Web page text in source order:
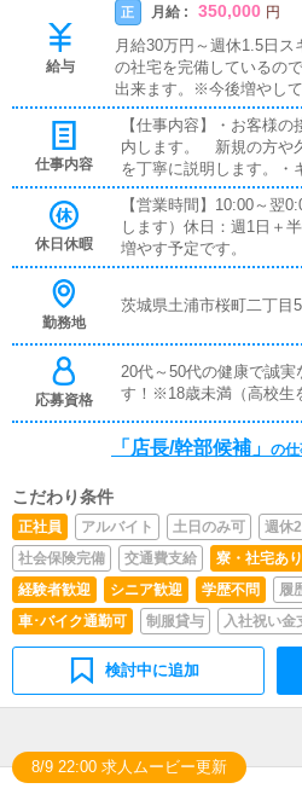
給与
正 月給 : 350,000 円
月給30万円～週休1.5日
の社宅を完備しているの
出来ます。※今後増やし
ましょう！！
仕事内容
【仕事内容】・お客様
内します。 新規の方や
を丁寧に説明します。・
調不良がないか確認した
確認します。・PCを使
らず、当店が契約してい
きます。・広告代理店と
休日休暇
【営業時間】10:00～翌
します）休日：週1日＋
増やす予定です。
勤務地
茨城県土浦市桜町二丁目
応募資格
20代～50代の健康で誠
す！※18歳未満（高校生
「店長/幹部候補」 の
こだわり条件
正社員 アルバイト 土日のみ可 週休
社会保険完備
交通費支給 寮・社宅あり
経験者歓迎
シニア歓迎 学歴不問 履
車･バイク通勤可
制服貸与 入社祝い金
検討中に追加
8/9 22:00 求人ムービー更新